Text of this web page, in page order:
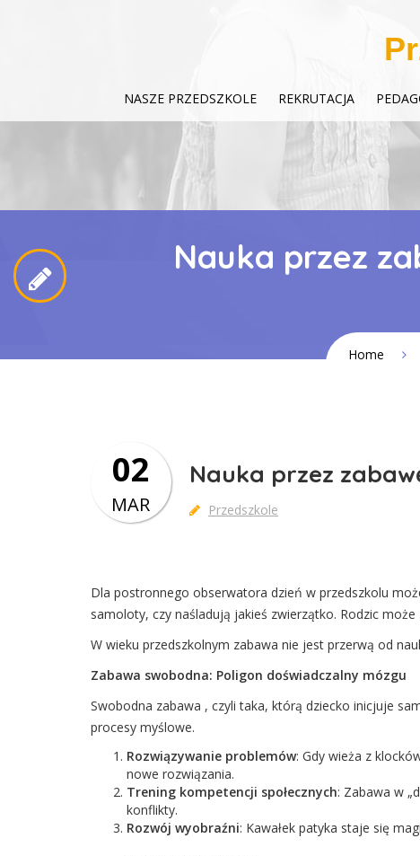
NASZE PRZEDSZKOLE REKRUTACJA
Nauka przez
Home
Nauka przez
Przedszkole
02
MAR
Dla postronnego obserwatora dzień w przedszkolu
samoloty, czy naśladują jakieś zwierzątko. Rodzic
W wieku przedszkolnym zabawa nie jest przerwą od
Zabawa swobodna: Poligon doświadczalny mózgu
Swobodna zabawa , czyli taka, którą dziecko inicjuje
procesy myślowe.
Rozwiązywanie problemów: Gdy wieża z
nowe rozwiązania.
Trening kompetencji społecznych: Zabawa w
konflikty.
Rozwój wyobraźni: Kawałek patyka staje się